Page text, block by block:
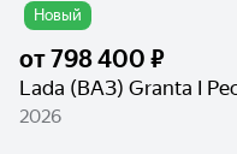
Новый
от798 400 ₽
Lada (ВАЗ) Granta I
2026